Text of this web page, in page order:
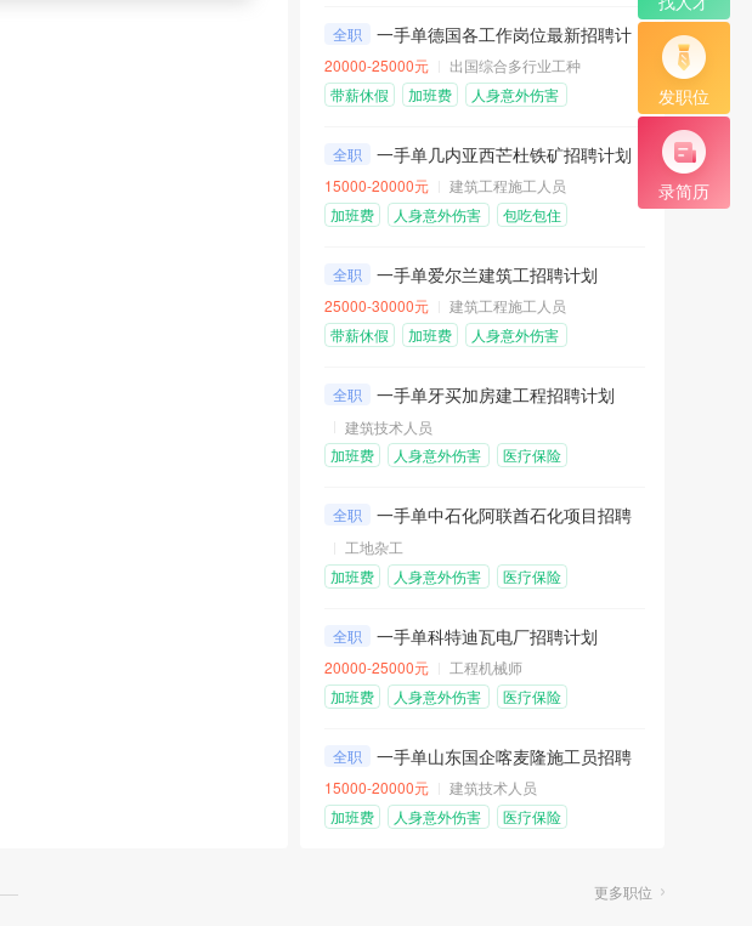
发职位
录简历
全职
一手单德国各工作岗位最新招聘计划
20000-25000元
出国综合多行业工种
带薪休假
加班费
人身意外伤害
全职
一手单几内亚西芒杜铁矿招聘计划
15000-20000元
建筑工程施工人员
加班费
人身意外伤害
包吃包住
全职
一手单爱尔兰建筑工招聘计划
25000-30000元
建筑工程施工人员
带薪休假
加班费
人身意外伤害
全职
一手单牙买加房建工程招聘计划
建筑技术人员
加班费
人身意外伤害
医疗保险
全职
一手单中石化阿联酋石化项目招聘普工
工地杂工
加班费
人身意外伤害
医疗保险
全职
一手单科特迪瓦电厂招聘计划
20000-25000元
工程机械师
加班费
人身意外伤害
医疗保险
全职
一手单山东国企喀麦隆施工员招聘计划
15000-20000元
建筑技术人员
加班费
人身意外伤害
医疗保险
更多职位